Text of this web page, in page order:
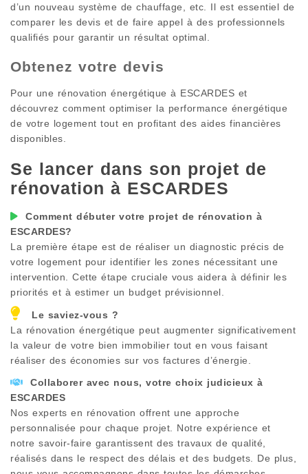
d’un nouveau système de chauffage, etc. Il est essentiel de
comparer les devis et de faire appel à des professionnels
qualifiés pour garantir un résultat optimal.
Obtenez votre devis
Pour une rénovation énergétique à ESCARDES et
découvrez comment optimiser la performance énergétique
de votre logement tout en profitant des aides financières
disponibles.
Se lancer dans son projet de
rénovation à ESCARDES
Comment débuter votre projet de rénovation à
ESCARDES?
La première étape est de réaliser un diagnostic précis de
votre logement pour identifier les zones nécessitant une
intervention. Cette étape cruciale vous aidera à définir les
priorités et à estimer un budget prévisionnel.
Le saviez-vous ?
La rénovation énergétique peut augmenter significativement
la valeur de votre bien immobilier tout en vous faisant
réaliser des économies sur vos factures d’énergie.
Collaborer avec nous, votre choix judicieux à
ESCARDES
Nos experts en rénovation offrent une approche
personnalisée pour chaque projet. Notre expérience et
notre savoir-faire garantissent des travaux de qualité,
réalisés dans le respect des délais et des budgets. De plus,